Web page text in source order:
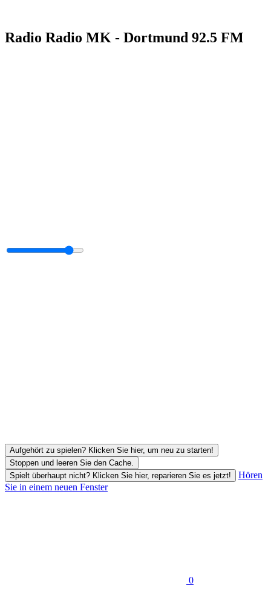
Radio Radio MK - Dortmund 92.5 FM
Aufgehört zu spielen? Klicken Sie hier, um neu zu starten!
Stoppen und leeren Sie den Cache.
Spielt überhaupt nicht? Klicken Sie hier, reparieren Sie es jetzt!
Hören
Sie in einem neuen Fenster
0